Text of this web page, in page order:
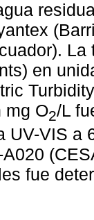
en
mg O2/L
UV-VIS a
fue